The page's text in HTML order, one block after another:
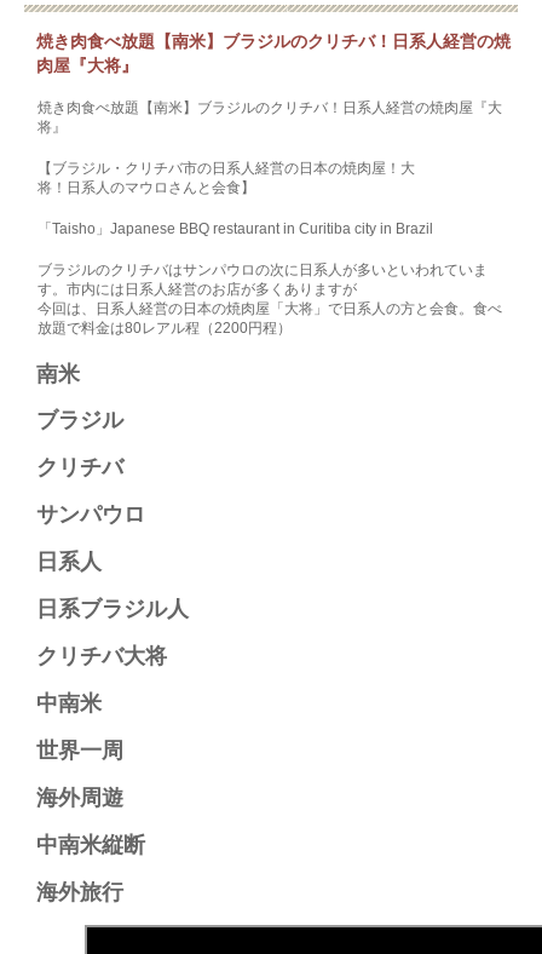
焼き肉食べ放題【南米】ブラジルのクリチバ！日系人経営の焼
肉屋『大将』
焼き肉食べ放題【南米】ブラジルのクリチバ！日系人経営の焼肉屋『大
将』
【ブラジル・クリチバ市の日系人経営の日本の焼肉屋！大
将！日系人のマウロさんと会食】
「Taisho」Japanese BBQ restaurant in Curitiba city in Brazil
ブラジルのクリチバはサンパウロの次に日系人が多いといわれていま
す。市内には日系人経営のお店が多くありますが
今回は、日系人経営の日本の焼肉屋「大将」で日系人の方と会食。食べ
放題で料金は80レアル程（2200円程）
南米​
ブラジル​
クリチバ​
サンパウロ​
日系人​
日系ブラジル人​
クリチバ大将​
中南米​
世界一周​
海外周遊​
中南米縦断​
海外旅行